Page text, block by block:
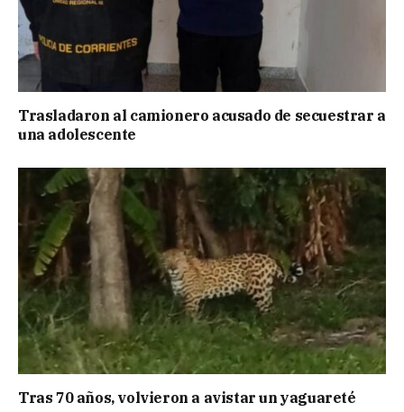
Trasladaron al camionero acusado de secuestrar a
una adolescente
Tras 70 años, volvieron a avistar un yaguareté